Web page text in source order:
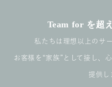
Team for を超
私たちは理想以上のサ
お客様を“家族”として接し、
提供し